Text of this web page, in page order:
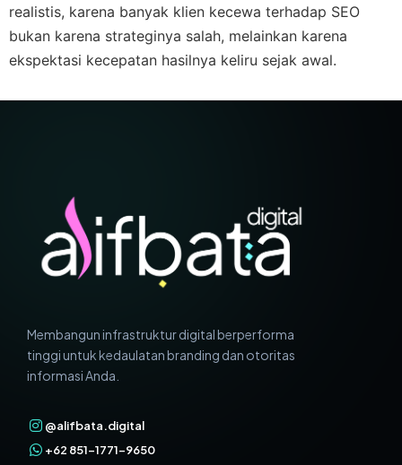
realistis, karena banyak klien kecewa terhadap SEO
bukan karena strateginya salah, melainkan karena
ekspektasi kecepatan hasilnya keliru sejak awal.
Membangun infrastruktur digital berperforma
tinggi untuk kedaulatan branding dan otoritas
informasi Anda.
@alifbata.digital
+62 851-1771-9650